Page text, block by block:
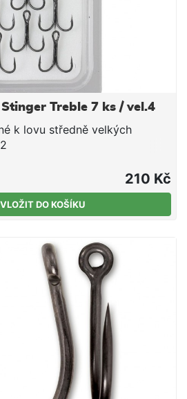
Treble 7 ks / vel.4
k lovu středně velkých
210 Kč
VLOŽIT DO KOŠÍKU